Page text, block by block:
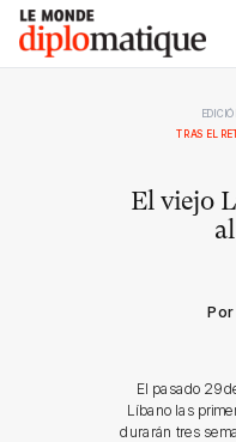
Skip
content
Le monde diplomatique
TRAS EL
El viejo
Por
El pasado 29
Líbano las
durarán tres